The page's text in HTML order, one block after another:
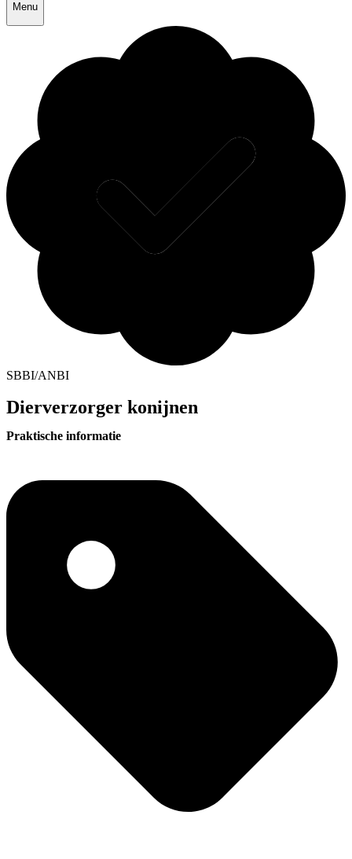
Menu
SBBI/ANBI
Dierverzorger konijnen
Praktische informatie